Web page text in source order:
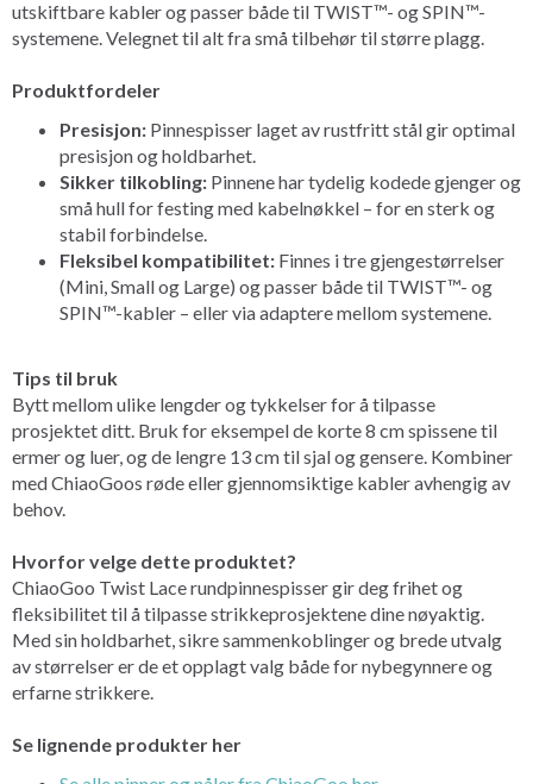
utskiftbare kabler og passer både til TWIST™- og SPIN™-
systemene. Velegnet til alt fra små tilbehør til større plagg.
Produktfordeler
Presisjon: Pinnespisser laget av rustfritt stål gir optimal
presisjon og holdbarhet.
Sikker tilkobling: Pinnene har tydelig kodede gjenger og
små hull for festing med kabelnøkkel – for en sterk og
stabil forbindelse.
Fleksibel kompatibilitet: Finnes i tre gjengestørrelser
(Mini, Small og Large) og passer både til TWIST™- og
SPIN™-kabler – eller via adaptere mellom systemene.
Tips til bruk
Bytt mellom ulike lengder og tykkelser for å tilpasse
prosjektet ditt. Bruk for eksempel de korte 8 cm spissene til
ermer og luer, og de lengre 13 cm til sjal og gensere. Kombiner
med ChiaoGoos røde eller gjennomsiktige kabler avhengig av
behov.
Hvorfor velge dette produktet?
ChiaoGoo Twist Lace rundpinnespisser gir deg frihet og
fleksibilitet til å tilpasse strikkeprosjektene dine nøyaktig.
Med sin holdbarhet, sikre sammenkoblinger og brede utvalg
av størrelser er de et opplagt valg både for nybegynnere og
erfarne strikkere.
Se lignende produkter her